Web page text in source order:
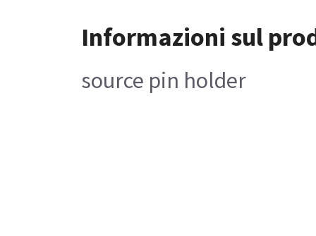
Informazioni sul
source pin holder